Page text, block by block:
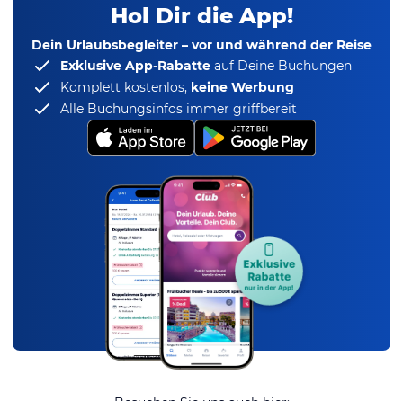
Hol Dir die App!
Dein Urlaubsbegleiter – vor und während der Reise
Exklusive App-Rabatte auf Deine Buchungen
Komplett kostenlos, keine Werbung
Alle Buchungsinfos immer griffbereit